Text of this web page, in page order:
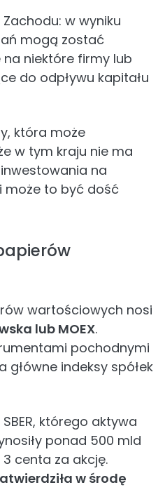
w wyniku
mogą zostać
na niektóre firmy lub
do odpływu kapitału
która może
w tym kraju nie ma
na
może to być dość
wartościowych nosi
lub MOEX.
pochodnymi
indeksy spółek
którego aktywa
ponad 500 mld
3 centa za akcję.
w środę